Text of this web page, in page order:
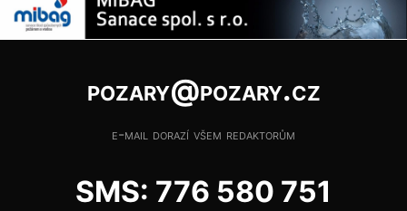
pozary@pozary.cz
e-mail dorazí všem redaktorům
SMS: 776 580 751